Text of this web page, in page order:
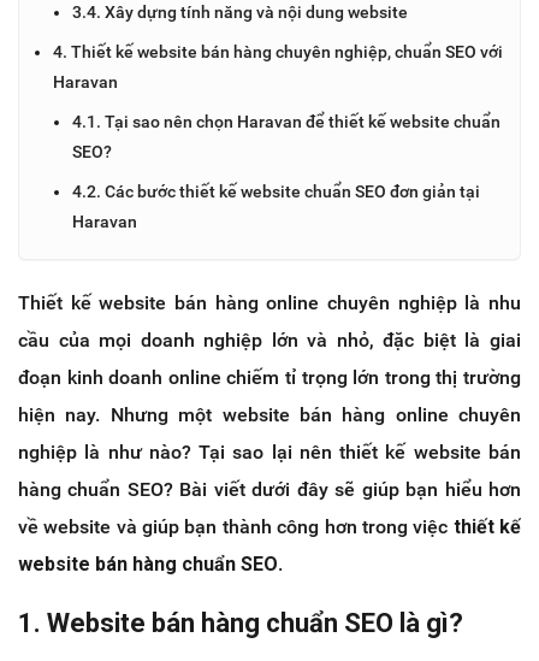
3.4. Xây dựng tính năng và nội dung website
4. Thiết kế website bán hàng chuyên nghiệp, chuẩn SEO với
Haravan
4.1. Tại sao nên chọn Haravan để thiết kế website chuẩn
SEO?
4.2. Các bước thiết kế website chuẩn SEO đơn giản tại
Haravan
Thiết kế website bán hàng online chuyên nghiệp là nhu
cầu của mọi doanh nghiệp lớn và nhỏ, đặc biệt là giai
đoạn kinh doanh online chiếm tỉ trọng lớn trong thị trường
hiện nay. Nhưng một website bán hàng online chuyên
nghiệp là như nào? Tại sao lại nên thiết kế website bán
hàng chuẩn SEO? Bài viết dưới đây sẽ giúp bạn hiểu hơn
về website và giúp bạn thành công hơn trong việc thiết kế
website bán hàng chuẩn SEO.
1. Website bán hàng chuẩn SEO là gì?